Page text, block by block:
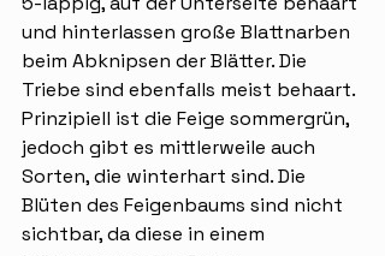
und hinterlassen große Blattnarben
beim Abknipsen der Blätter. Die
Triebe sind ebenfalls meist behaart.
Prinzipiell ist die Feige sommergrün,
jedoch gibt es mittlerweile auch
Sorten, die winterhart sind. Die
Blüten des Feigenbaums sind nicht
sichtbar, da diese in einem